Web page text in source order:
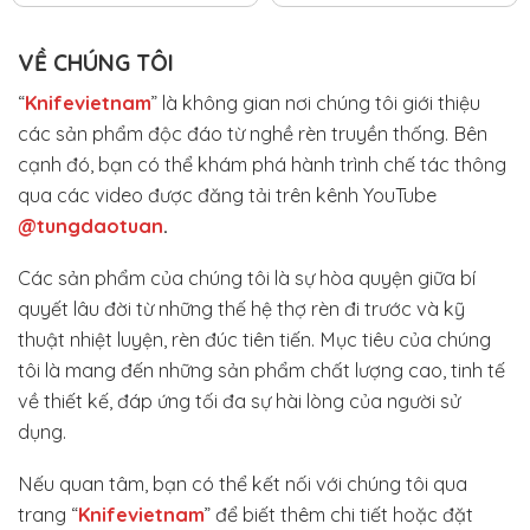
VỀ CHÚNG TÔI
“Knifevietnam” là không gian nơi chúng tôi giới thiệu
các sản phẩm độc đáo từ nghề rèn truyền thống. Bên
cạnh đó, bạn có thể khám phá hành trình chế tác thông
qua các video được đăng tải trên kênh YouTube
@tungdaotuan.
Các sản phẩm của chúng tôi là sự hòa quyện giữa bí
quyết lâu đời từ những thế hệ thợ rèn đi trước và kỹ
thuật nhiệt luyện, rèn đúc tiên tiến. Mục tiêu của chúng
tôi là mang đến những sản phẩm chất lượng cao, tinh tế
về thiết kế, đáp ứng tối đa sự hài lòng của người sử
dụng.
Nếu quan tâm, bạn có thể kết nối với chúng tôi qua
trang “Knifevietnam” để biết thêm chi tiết hoặc đặt